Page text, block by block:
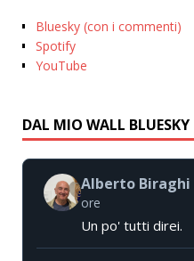
Bluesky (con i commenti)
Spotify
YouTube
DAL MIO WALL BLUESKY
Alberto Biraghi
ore
Un po' tutti direi.